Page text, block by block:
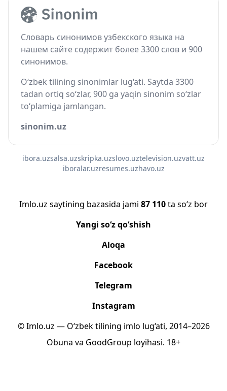
Словарь синонимов узбекского языка на
нашем сайте содержит более 3300 слов и 900
синонимов.
O‘zbek tilining sinonimlar lug‘ati. Saytda 3300
tadan ortiq so‘zlar, 900 ga yaqin sinonim so‘zlar
to‘plamiga jamlangan.
sinonim.uz
ibora.uzsalsa.uzskripka.uzslovo.uztelevision.uzvatt.uz
iboralar.uzresumes.uzhavo.uz
Imlo.uz saytining bazasida jami 87 110ta so‘z bor
Yangi so‘z qo‘shish
Aloqa
Facebook
Telegram
Instagram
© Imlo.uz — O‘zbek tilining imlo lug‘ati, 2014–2026
Obuna va GoodGroup loyihasi. 18+